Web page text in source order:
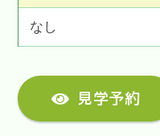
なし
見学予約